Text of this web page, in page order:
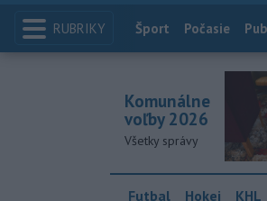
RUBRIKY Index
Šport Počasie
Komunálne
voľby 2026
Všetky správy
Futbal Hokej KHL